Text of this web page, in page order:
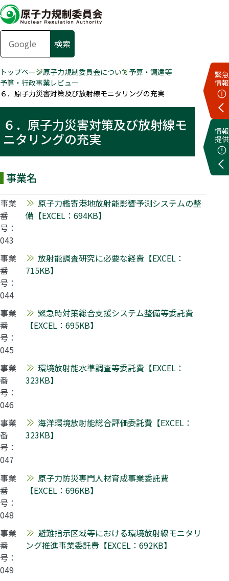
緊急
情報
情報
提供
トップページ原子力規制委員会について予算・調達等
予算・行政事業レビュー
６．原子力災害対策及び放射線モニタリングの充実
６．原子力災害対策及び放射線モ
ニタリングの充実
事業名
事業
番
号：
043
原子力艦寄港地放射能影響予測システムの整
備【EXCEL：694KB】
事業
番
号：
044
放射能調査研究に必要な経費【EXCEL：
715KB】
事業
番
号：
045
緊急時対策総合支援システム整備等委託費
【EXCEL：695KB】
事業
番
号：
046
環境放射能水準調査等委託費【EXCEL：
323KB】
事業
番
号：
047
海洋環境放射能総合評価委託費【EXCEL：
323KB】
事業
番
号：
048
原子力防災専門人材育成事業委託費
【EXCEL：696KB】
事業
番
号：
049
避難指示区域等における環境放射線モニタリ
ング推進事業委託費【EXCEL：692KB】